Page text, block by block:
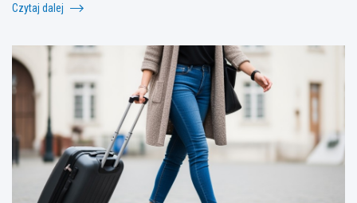
Czytaj dalej